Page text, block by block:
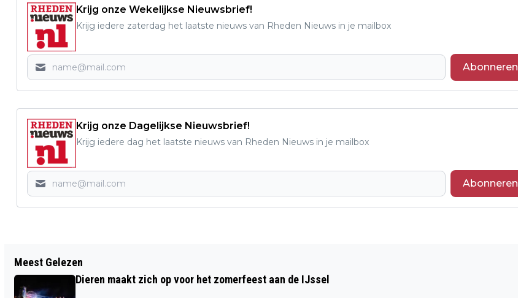
Krijg onze Wekelijkse Nieuwsbrief!
Krijg iedere zaterdag het laatste nieuws van Rheden Nieuws in je mailbox
Abonneren
Krijg onze Dagelijkse Nieuwsbrief!
Krijg iedere dag het laatste nieuws van Rheden Nieuws in je mailbox
Abonneren
GEMEENTE RHEDEN OP ZOEK NAAR
PLEEGGEZINNEN
BIJVRIENDELIJKE GEMEENTE
Meest Gelezen
Dieren maakt zich op voor het zomerfeest aan de IJssel